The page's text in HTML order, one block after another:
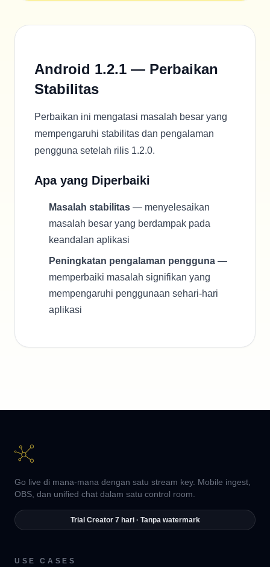
Android 1.2.1 — Perbaikan
Stabilitas
Perbaikan ini mengatasi masalah besar yang
mempengaruhi stabilitas dan pengalaman
pengguna setelah rilis 1.2.0.
Apa yang Diperbaiki
Masalah stabilitas — menyelesaikan
masalah besar yang berdampak pada
keandalan aplikasi
Peningkatan pengalaman pengguna —
memperbaiki masalah signifikan yang
mempengaruhi penggunaan sehari-hari
aplikasi
Go live di mana-mana dengan satu stream key. Mobile ingest,
OBS, dan unified chat dalam satu control room.
Trial Creator 7 hari · Tanpa watermark
USE CASES